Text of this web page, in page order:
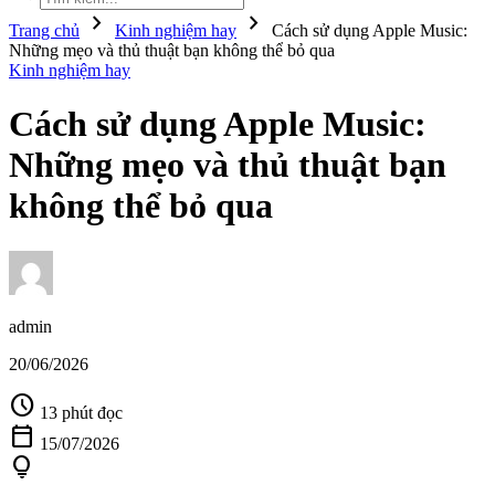
Trang chủ chevron_right Kinh nghiệm hay chevron_right
Cách sử dụng Apple Music:
Những mẹo và thủ thuật bạn không thể bỏ qua
Kinh nghiệm hay
Cách sử dụng Apple Music:
Những mẹo và thủ thuật bạn
không thể bỏ qua
admin
20/06/2026
schedule 13 phút đọc
calendar_today 15/07/2026
lightbulb